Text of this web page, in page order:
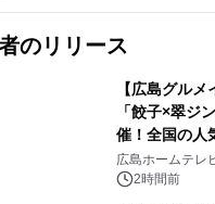
のリリース
【広島グル
「餃子×翠ジ
催！全国の人
広島ホームテ
2時間前